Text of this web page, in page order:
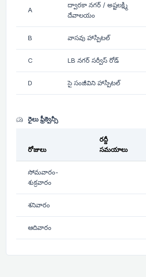
A
ద్వారకా నగర్ / అష్టలక్ష్మి
దేవాలయం
B వాసవు హాస్పిటల్
C LB నగర్ సర్వీస్ రోడ్
D సై సంజీవిని హాస్పిటల్
రైలు ఫ్రీక్వెన్సీ
రోజులు
రద్దీ
సమయాలు
సోమవారం-
శుక్రవారం
శనివారం
ఆదివారం